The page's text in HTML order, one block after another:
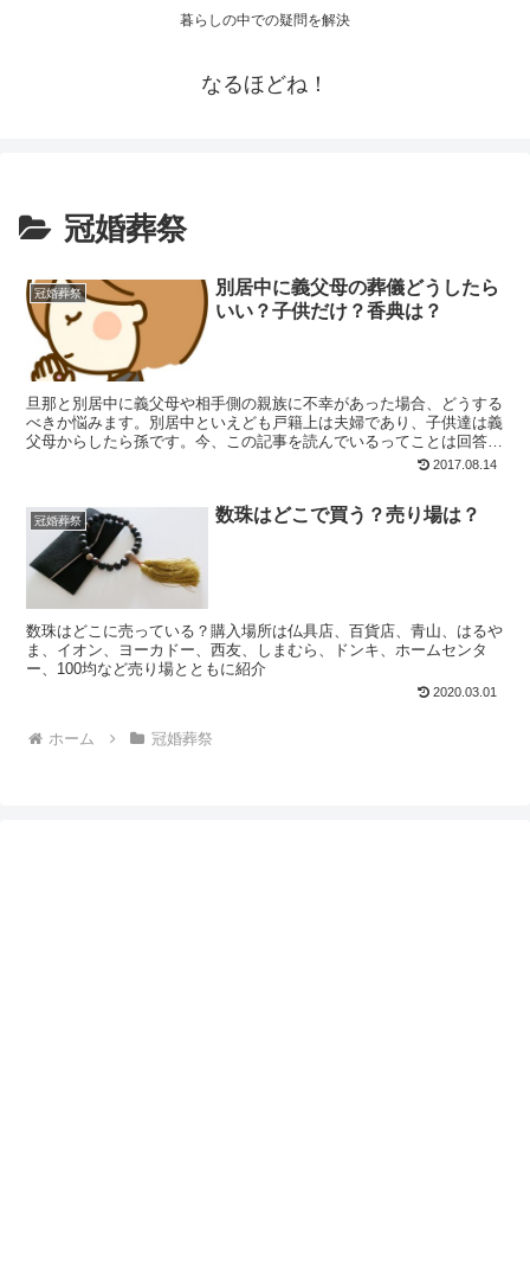
暮らしの中での疑問を解決
なるほどね！
冠婚葬祭
冠婚葬祭
別居中に義父母の葬儀どうしたら
いい？子供だけ？香典は？
旦那と別居中に義父母や相手側の親族に不幸があった場合、どうする
べきか悩みます。別居中といえども戸籍上は夫婦であり、子供達は義
父母からしたら孫です。今、この記事を読んでいるってことは回答を
2017.08.14
冠婚葬祭 数珠はどこで買う？売り場は？
数珠はどこに売っている？購入場所は仏具店、百貨店、青山、はるや
ま、イオン、ヨーカドー、西友、しまむら、ドンキ、ホームセンタ
ー、100均など売り場とともに紹介
2020.03.01
ホーム 冠婚葬祭